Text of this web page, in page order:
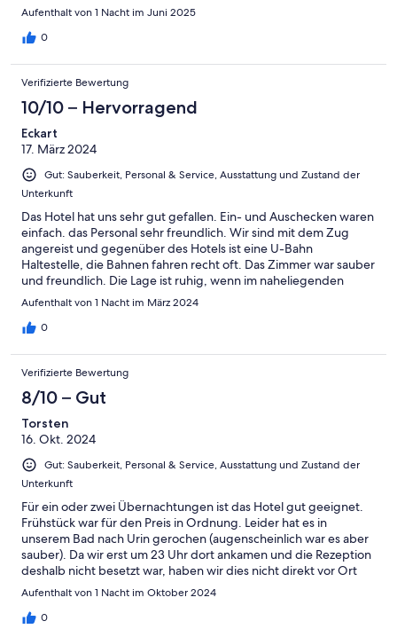
Aufenthalt von 1 Nacht im Juni 2025
0
Verifizierte Bewertung
10/10 – Hervorragend
Eckart
17. März 2024
Gut: Sauberkeit, Personal & Service, Ausstattung und Zustand der
Unterkunft
Das Hotel hat uns sehr gut gefallen. Ein- und Auschecken waren
einfach. das Personal sehr freundlich. Wir sind mit dem Zug
angereist und gegenüber des Hotels ist eine U-Bahn
Haltestelle, die Bahnen fahren recht oft. Das Zimmer war sauber
und freundlich. Die Lage ist ruhig, wenn im naheliegenden
Stadion (Signal Iduna Park) ein Spiel ist, sieht es sicher anders
werden wir dieses Hotel sicher wieder buchen.
Aufenthalt von 1 Nacht im März 2024
0
Verifizierte Bewertung
8/10 – Gut
Torsten
16. Okt. 2024
Gut: Sauberkeit, Personal & Service, Ausstattung und Zustand der
Unterkunft
Für ein oder zwei Übernachtungen ist das Hotel gut geeignet.
Frühstück war für den Preis in Ordnung. Leider hat es in
unserem Bad nach Urin gerochen (augenscheinlich war es aber
sauber). Da wir erst um 23 Uhr dort ankamen und die Rezeption
deshalb nicht besetzt war, haben wir dies nicht direkt vor Ort
bemängelt.
Aufenthalt von 1 Nacht im Oktober 2024
0